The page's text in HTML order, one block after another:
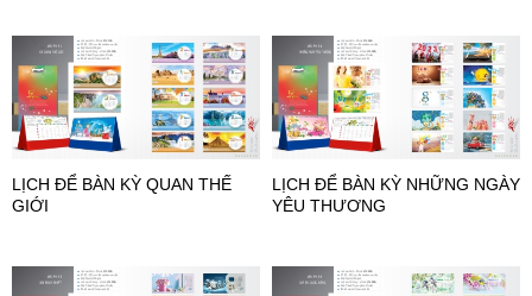
LỊCH ĐỂ BÀN KỲ QUAN THẾ
GIỚI
LỊCH ĐỂ BÀN KỲ NHỮNG NGÀY
YÊU THƯƠNG